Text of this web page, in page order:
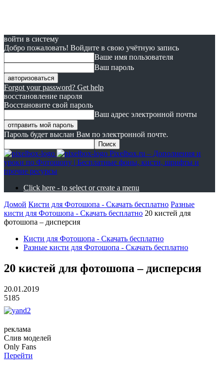
войти в систему
Добро пожаловать! Войдите в свою учётную запись
Ваше имя пользователя
Ваш пароль
Forgot your password? Get help
восстановление пароля
Восстановите свой пароль
Ваш адрес электронной почты
Пароль будет выслан Вам по электронной почте.
Pixelbox.ru – Дополнения и
уроки по Фотошопу | Бесплатные фоны, кисти, шрифты и
прочие ресурсы
Click here - to select or create a menu
Домой Кисти для Фотошопа - Скачать бесплатно Разные
кисти для Фотошопа - Скачать бесплатно 20 кистей для
фотошопа – дисперсия
Кисти для Фотошопа - Скачать бесплатно
Разные кисти для Фотошопа - Скачать бесплатно
20 кистей для фотошопа – дисперсия
20.01.2019
5185
реклама
Слив моделей
Only Fans
Перейти